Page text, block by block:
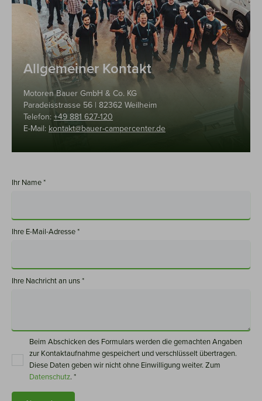
Allgemeiner Kontakt
Motoren Bauer GmbH & Co. KG
Paradeisstrasse 56 | 82362 Weilheim
Telefon: +49 881 627-120
E-Mail: kontakt@bauer-campercenter.de
Ihr Name *
Ihre E-Mail-Adresse *
Ihre Nachricht an uns *
Beim Abschicken des Formulars werden die gemachten Angaben
zur Kontaktaufnahme gespeichert und verschlüsselt übertragen.
Diese Daten geben wir nicht ohne Einwilligung weiter. Zum
Datenschutz. *